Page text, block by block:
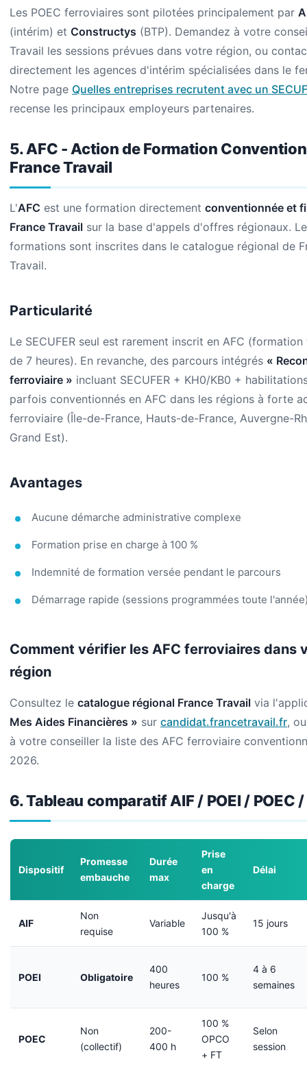
Les POEC ferroviaires sont pilotées principalement par
(intérim) et Constructys (BTP). Demandez à votre
Travail les sessions prévues dans votre région, ou
directement les agences d'intérim spécialisées dans le
Notre page Quelles entreprises recrutent avec un
recense les principaux employeurs partenaires.
5. AFC - Action de Formation
France Travail
L'AFC est une formation directement conventionnée et
France Travail sur la base d'appels d'offres régionaux.
formations sont inscrites dans le catalogue régional de
Travail.
Particularité
Le SECUFER seul est rarement inscrit en AFC
de 7 heures). En revanche, des parcours intégrés «
ferroviaire » incluant SECUFER + KH0/KB0 +
parfois conventionnés en AFC dans les régions à forte
ferroviaire (Île-de-France, Hauts-de-France, Auvergne-
Grand Est).
Avantages
Aucune démarche administrative complexe
Formation prise en charge à 100 %
Indemnité de formation versée pendant le parcours
Démarrage rapide (sessions programmées toute
Comment vérifier les AFC ferroviaires dans
région
Consultez le catalogue régional France Travail via
Mes Aides Financières » sur candidat.francetravail.fr,
à votre conseiller la liste des AFC ferroviaire
2026.
6. Tableau comparatif AIF / POEI / POEC
Dispositif
Promesse
embauche
Durée
max
Prise
en
charge
Délai
AIF
Non
requise
Variable
Jusqu'à
100 %
15 jours
POEI Obligatoire
400
heures
100 %
4 à 6
semaines
POEC
Non
(collectif)
200-
400 h
100 %
OPCO
+ FT
Selon
session